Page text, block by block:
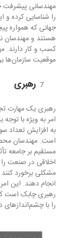
مهندسانی پیشرفت
را شناسایی کرده
جهانی که همواره
هستند و مهندسان
کسب و کار دارند.
موقعیت
رهبری
رهبری یک مهارت
امر به ویژه با
به افزایش تعداد
است. مهندسان
مستقیم بر جامعه
اخلاقی در صنعت
مشکلی برخورد
انجام دهند. این
رهبری چابک است
را با